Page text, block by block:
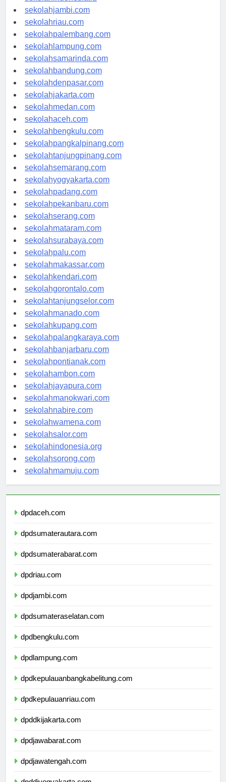
sekolahindonesia.id
sekolahjambi.com
sekolahriau.com
sekolahpalembang.com
sekolahlampung.com
sekolahsamarinda.com
sekolahbandung.com
sekolahdenpasar.com
sekolahjakarta.com
sekolahmedan.com
sekolahaceh.com
sekolahbengkulu.com
sekolahpangkalpinang.com
sekolahtanjungpinang.com
sekolahsemarang.com
sekolahyogyakarta.com
sekolahpadang.com
sekolahpekanbaru.com
sekolahserang.com
sekolahmataram.com
sekolahsurabaya.com
sekolahpalu.com
sekolahmakassar.com
sekolahkendari.com
sekolahgorontalo.com
sekolahtanjungselor.com
sekolahmanado.com
sekolahkupang.com
sekolahpalangkaraya.com
sekolahbanjarbaru.com
sekolahpontianak.com
sekolahambon.com
sekolahjayapura.com
sekolahmanokwari.com
sekolahnabire.com
sekolahwamena.com
sekolahsalor.com
sekolahindonesia.org
sekolahsorong.com